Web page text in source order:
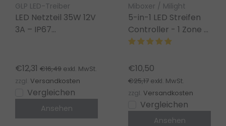
GLP LED-Treiber
LED Netzteil 35W 12V
3A – IP67
Streifen
€12,31 €16,49 exkl. MwSt.
zzgl. Versandkosten
Vergleichen
Ansehen
Miboxer / Milight
5-in-1 LED Streifen
Controller - 1 Zone -
PRO - MiBoxer SR5
€10,50
€25,17 exkl. MwSt.
zzgl. Versandkosten
Vergleichen
Ansehen